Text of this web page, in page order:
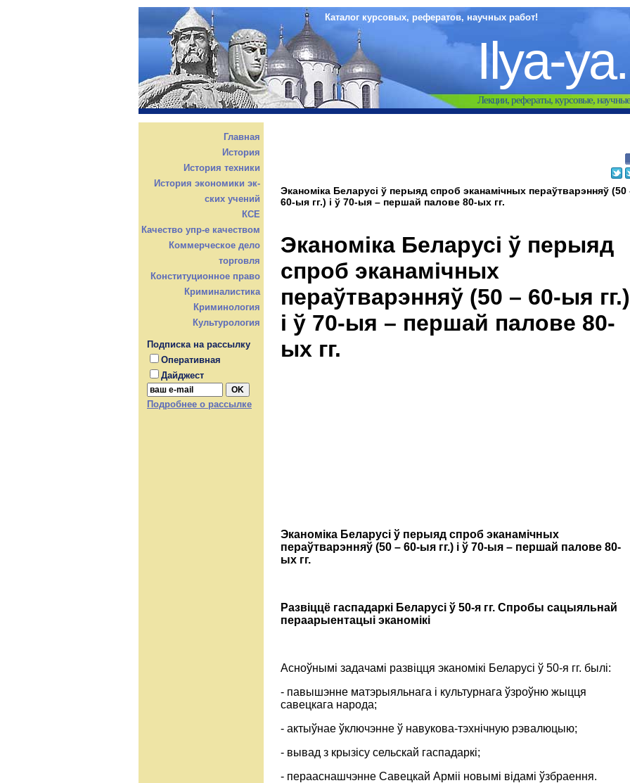
Каталог курсовых, рефератов, научных работ!
Ilya-
Лекции, рефераты, курсовые,
Главная
История
История техники
История экономики эк-
ских учений
КСЕ
Качество упр-е качеством
Коммерческое дело
торговля
Конституционное право
Криминалистика
Криминология
Культурология
Подписка на рассылку
Оперативная
Дайджест
Подробнее о рассылке
Эканоміка Беларусі ў перыяд спроб эканамічных пераўтварэнняў (50
60-ыя гг.) i ў 70-ыя – першай палове 80-ых гг.
Эканоміка Беларусі ў перыяд
спроб эканамічных
пераўтварэнняў (50 – 60-ыя гг.)
i ў 70-ыя – першай палове 80-
ых гг.
Эканоміка Беларусі ў перыяд спроб эканамічных
пераўтварэнняў (50 – 60-ыя гг.) i ў 70-ыя – першай палове 80-
ых гг.
Развіццё гаспадаркі Беларусі ў 50-я гг. Спробы сацыяльнай
пераарыентацыі эканомікі
Асноўнымi задачамi развіцця эканомікі Беларусі ў 50-я гг. былi:
- павышэнне матэрыяльнага і культурнага ўзроўню жыцця
савецкага народа;
- актыўнае ўключэнне ў навукова-тэхнічную рэвалюцыю;
- вывад з крызісу сельскай гаспадаркi;
- перааснашчэнне Савецкай Арміі новымі відамі ўзбраення.